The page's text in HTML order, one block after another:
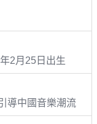
2月25日出生
導中國音樂潮流